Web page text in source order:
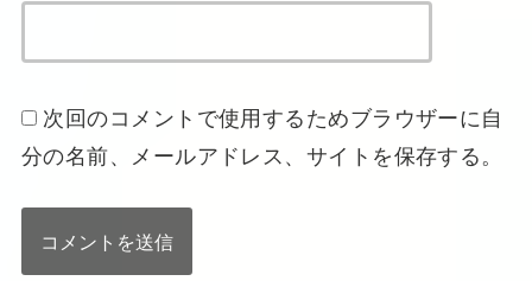
次回のコメントで使用するためブラウザーに自
分の名前、メールアドレス、サイトを保存する。